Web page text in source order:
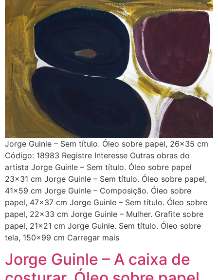
Jorge Guinle – Sem título. Óleo sobre papel, 26×35 cm
Código: 18983 Registre Interesse Outras obras do
artista Jorge Guinle – Sem título. Óleo sobre papel
23×31 cm Jorge Guinle – Sem título. Óleo sobre papel,
41×59 cm Jorge Guinle – Composição. Óleo sobre
papel, 47×37 cm Jorge Guinle – Sem título. Óleo sobre
papel, 22×33 cm Jorge Guinle – Mulher. Grafite sobre
papel, 21×21 cm Jorge Guinle. Sem título. Óleo sobre
tela, 150×99 cm Carregar mais
Jorge Guinle – A caixa de